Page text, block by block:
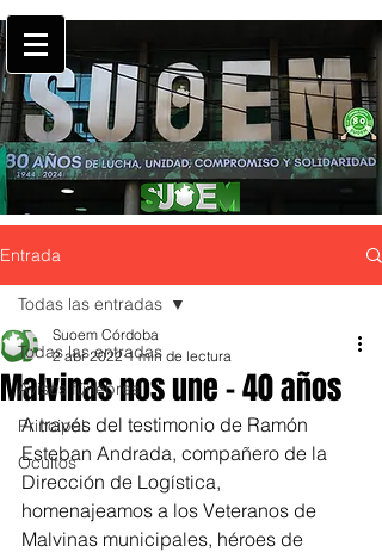
Entrada
Todas las entradas
Avisos fúnebres
Principal
Ocultos
Todas las entradas
Malvinas nos une - 40 años
Suoem Córdoba
2 abr 2022 1 min de lectura
A través del testimonio de Ramón
Esteban Andrada, compañero de la
Dirección de Logística,
homenajeamos a los Veteranos de
Malvinas municipales, héroes de